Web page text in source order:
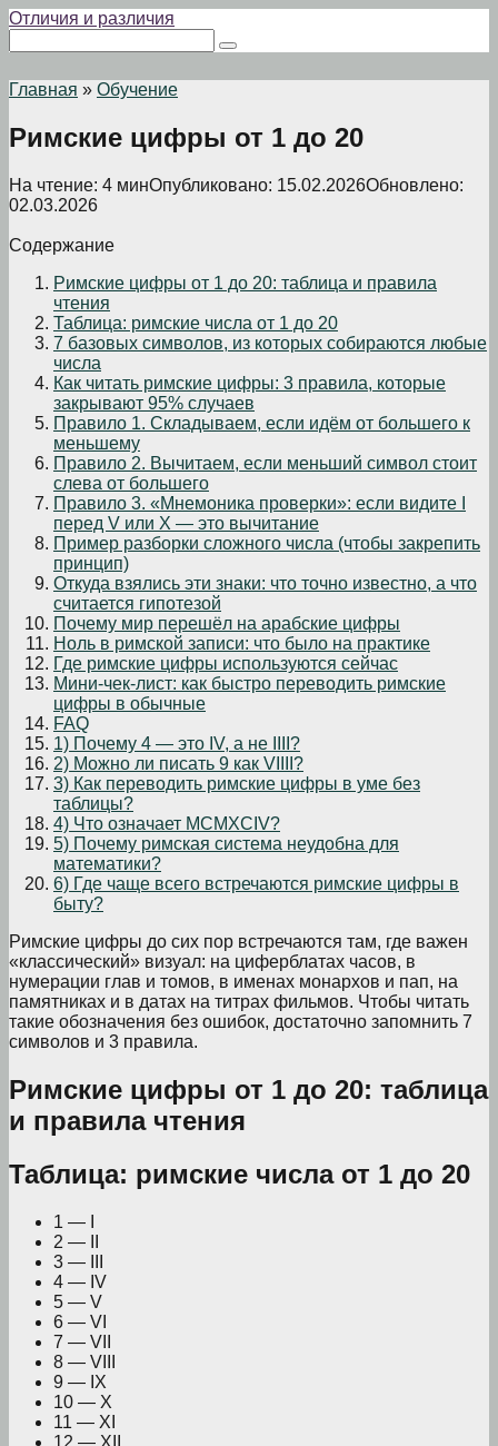
Перейти
контенту
Отличия и различия
Главная » Обучение
Римские цифры от 1 до 20
На чтение: 4 минОпубликовано: 15.02.2026Обновлено:
02.03.2026
Содержание
Римские цифры от 1 до 20: таблица и правила
чтения
Таблица: римские числа от 1 до 20
7 базовых символов, из которых собираются любые
числа
Как читать римские цифры: 3 правила, которые
закрывают 95% случаев
Правило 1. Складываем, если идём от большего к
меньшему
Правило 2. Вычитаем, если меньший символ стоит
слева от большего
Правило 3. «Мнемоника проверки»: если видите I
перед V или X — это вычитание
Пример разборки сложного числа (чтобы закрепить
принцип)
Откуда взялись эти знаки: что точно известно, а что
считается гипотезой
Почему мир перешёл на арабские цифры
Ноль в римской записи: что было на практике
Где римские цифры используются сейчас
Мини-чек-лист: как быстро переводить римские
цифры в обычные
FAQ
1) Почему 4 — это IV, а не IIII?
2) Можно ли писать 9 как VIIII?
3) Как переводить римские цифры в уме без
таблицы?
4) Что означает MCMXCIV?
5) Почему римская система неудобна для
математики?
6) Где чаще всего встречаются римские цифры в
быту?
Римские цифры до сих пор встречаются там, где важен
«классический» визуал: на циферблатах часов, в
нумерации глав и томов, в именах монархов и пап, на
памятниках и в датах на титрах фильмов. Чтобы читать
такие обозначения без ошибок, достаточно запомнить 7
символов и 3 правила.
Римские цифры от 1 до 20: таблица
и правила чтения
Таблица: римские числа от 1 до 20
1 — I
2 — II
3 — III
4 — IV
5 — V
6 — VI
7 — VII
8 — VIII
9 — IX
10 — X
11 — XI
12 — XII